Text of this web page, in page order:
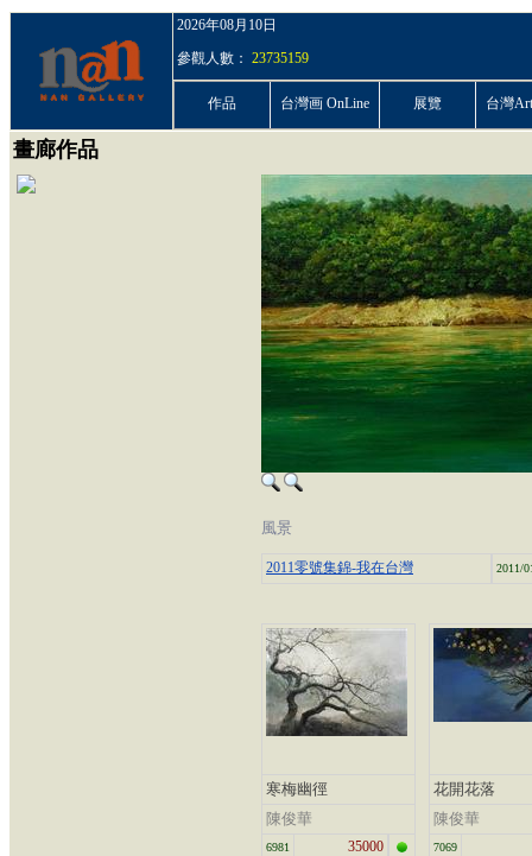
2026年08月10日
參觀人數： 23735159
作品 台灣画 OnLine 展覽 台灣
畫廊作品
風景
2011零號集錦-我在台灣 2011/
寒梅幽徑
陳俊華
6981 35000
花開花落
陳俊華
7069